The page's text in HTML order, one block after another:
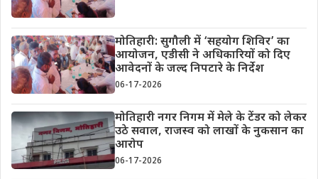
मोतिहारी: सुगौली में ‘सहयोग शिविर’ का
आयोजन, एडीसी ने अधिकारियों को दिए
आवेदनों के जल्द निपटारे के निर्देश
06-17-2026
मोतिहारी नगर निगम में मेले के टेंडर को लेकर
उठे सवाल, राजस्व को लाखों के नुकसान का
आरोप
06-17-2026